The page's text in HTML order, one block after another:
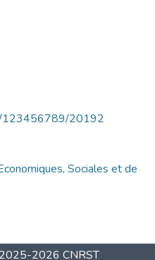
123456789/20192
Sociales et de
2026 CNRST